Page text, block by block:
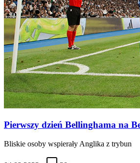
Pierwszy dzień Bellinghama na
Bliskie osoby wspierały Anglika z trybun